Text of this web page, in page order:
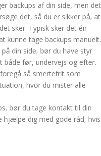
backups af din side, men det
det, så du er sikker på, at
sker. Typisk sker det én
kunne tage backups manuelt.
din side, bør du have styr
både før, undervejs og efter.
så smertefrit som
hvor du mister alle
bør du tage kontakt til din
hjælpe dig med gode råd, hvis